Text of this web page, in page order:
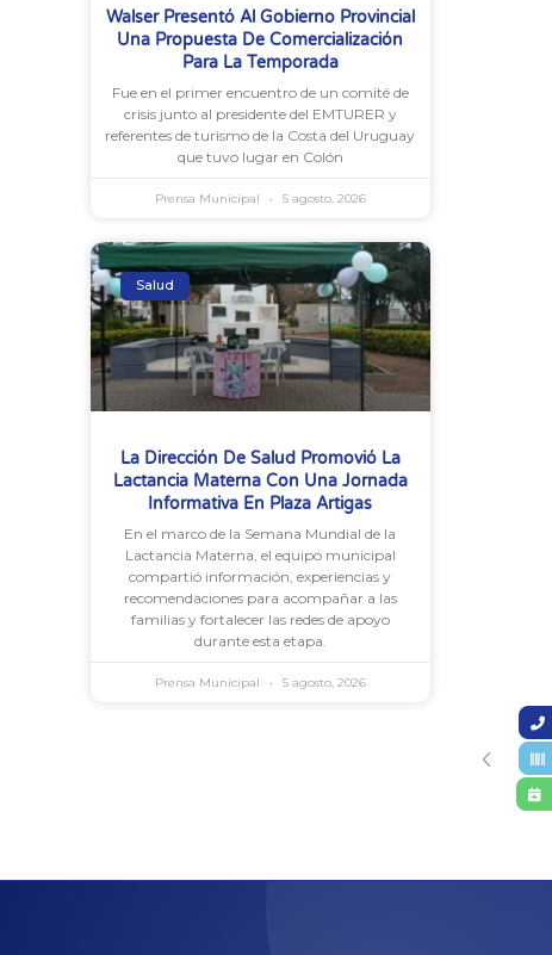
Walser Presentó Al Gobierno Provincial
Una Propuesta De Comercialización
Para La Temporada
Fue en el primer encuentro de un comité de
crisis junto al presidente del EMTURER y
referentes de turismo de la Costa del Uruguay
que tuvo lugar en Colón
Prensa Municipal 5 agosto, 2026
Salud
La Dirección De Salud Promovió La
Lactancia Materna Con Una Jornada
Informativa En Plaza Artigas
En el marco de la Semana Mundial de la
Lactancia Materna, el equipo municipal
compartió información, experiencias y
recomendaciones para acompañar a las
familias y fortalecer las redes de apoyo
durante esta etapa.
Prensa Municipal 5 agosto, 2026